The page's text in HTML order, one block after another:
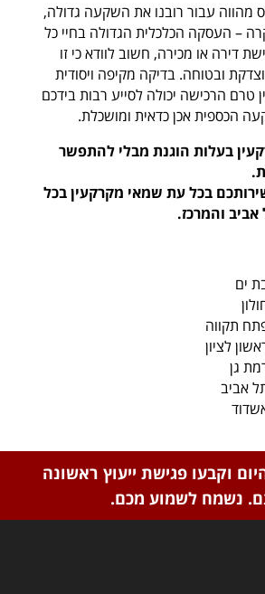
מהווה עבור רובנו את השקעה גדולה,
– העסקה הכלכלית הגדולה בחיי כל
דירה או מכירה, חשוב לוודא כי זו
ובטוחה. בדיקה מקיפה ויסודית
הרכישה יכולה לסייע רבות בידכם
הכספית אכן כדאית ומושכלת.
בעלות הוגנת מבלי להתפשר
בכל עת שמאי מקרקעין בכל
והמרכז.
ים
תקווה
לציון
גן
אביב
וקבעו פגישת ייעוץ ראשונה
נשמח לשמוע מכם.